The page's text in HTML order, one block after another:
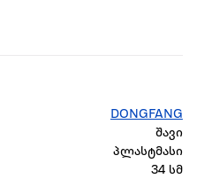
DONGFANG
შავი
პლასტმასი
34 სმ